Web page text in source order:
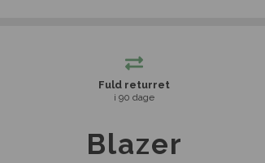
Fuld returret
i 90 dage
Blazer